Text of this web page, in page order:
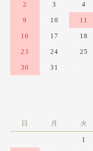
2 3 4
9 10 11
16 17 18
23 24 25
30 31
日 月 火
1